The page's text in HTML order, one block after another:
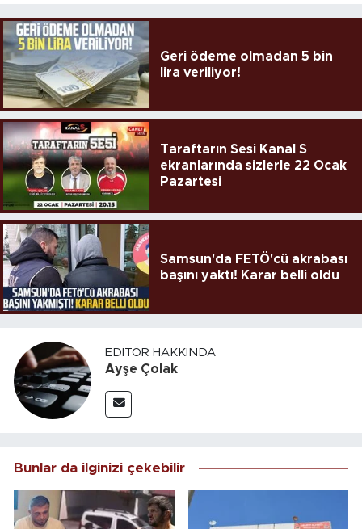
Geri ödeme olmadan 5 bin
lira veriliyor!
Taraftarın Sesi Kanal S
ekranlarında sizlerle 22 Ocak
Pazartesi
Samsun'da FETÖ'cü akrabası
başını yaktı! Karar belli oldu
EDITÖR HAKKINDA
Ayşe Çolak
Bunlar da ilginizi çekebilir